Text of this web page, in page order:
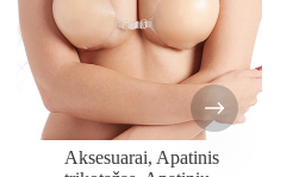
Aksesuarai, Apatinis